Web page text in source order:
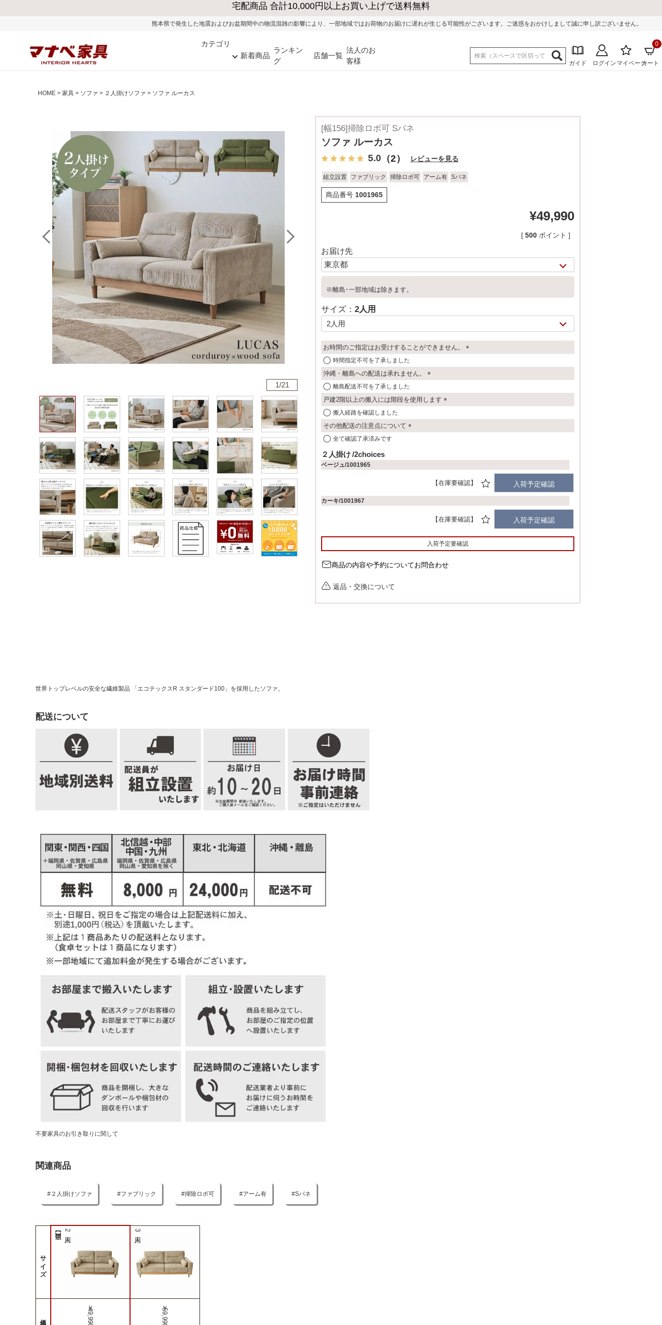
大型家具の送料・設置無料（※当社エリア）
熊本県で発生した地震およびお盆期間中の物流混雑の影響により、一部地域ではお荷物のお届けに遅れが生じる可能性がございます。ご迷惑をおかけしまして誠に申し訳ございません。
カテゴリ
新着商品
ランキン
グ
店舗一覧
法人のお
客様
ガイド ログイン マイページカート
0
HOME 家具 ソファ ２人掛けソファ ソファ ルーカス
1/21
[幅156]掃除ロボ可 Sバネ
ソファ ルーカス
5.0 （2） レビューを見る
組立設置 ファブリック 掃除ロボ可 アーム有 Sバネ
商品番号 1001965
¥49,990
[ 500 ポイント ]
お届け先
※離島･一部地域は除きます。
サイズ： 2人用
お時間のご指定はお受けすることができません。
必
時間指定不可を了承しました
沖縄・離島への配送は承れません。
必
須
離島配送不可を了承しました
戸建2階以上の搬入には階段を使用します
必
搬入経路を確認しました
その他配送の注意点について
全て確認了承済みです
２人掛け 2choices
ベージュ/1001965
在庫要確認 入荷予定確認
カーキ/1001967
在庫要確認 入荷予定確認
入荷予定要確認
商品の内容や予約についてお問合わせ
返品・交換について
世界トップレベルの安全な繊維製品 「エコテックスR スタンダード100」を採用したソファ。
配送について
不要家具のお引き取りに関して
関連商品
２人掛けソファ ファブリック 掃除ロボ可 アーム有 Sバネ
サイズ
2人用
￥49,990
3人用
￥59,990